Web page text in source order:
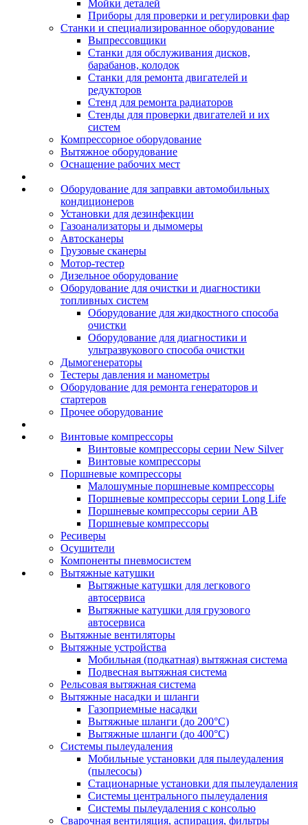
Мойки деталей
Приборы для проверки и регулировки фар
Станки и специализированное оборудование
Выпрессовщики
Станки для обслуживания дисков,
барабанов, колодок
Станки для ремонта двигателей и
редукторов
Стенд для ремонта радиаторов
Стенды для проверки двигателей и их
систем
Компрессорное оборудование
Вытяжное оборудование
Оснащение рабочих мест
Оборудование для заправки автомобильных
кондиционеров
Установки для дезинфекции
Газоанализаторы и дымомеры
Автосканеры
Грузовые сканеры
Мотор-тестер
Дизельное оборудование
Оборудование для очистки и диагностики
топливных систем
Оборудование для жидкостного способа
очистки
Оборудование для диагностики и
ультразвукового способа очистки
Дымогенераторы
Тестеры давления и манометры
Оборудование для ремонта генераторов и
стартеров
Прочее оборудование
Винтовые компрессоры
Винтовые компрессоры серии New Silver
Винтовые компрессоры
Поршневые компрессоры
Малошумные поршневые компрессоры
Поршневые компрессоры серии Long Life
Поршневые компрессоры серии AB
Поршневые компрессоры
Ресиверы
Осушители
Компоненты пневмосистем
Вытяжные катушки
Вытяжные катушки для легкового
автосервиса
Вытяжные катушки для грузового
автосервиса
Вытяжные вентиляторы
Вытяжные устройства
Мобильная (подкатная) вытяжная система
Подвесная вытяжная система
Рельсовая вытяжная система
Вытяжные насадки и шланги
Газоприемные насадки
Вытяжные шланги (до 200°C)
Вытяжные шланги (до 400°C)
Системы пылеудаления
Мобильные установки для пылеудаления
(пылесосы)
Стационарные установки для пылеудаления
Системы центрального пылеудаления
Системы пылеудаления с консолью
Сварочная вентиляция, аспирация, фильтры